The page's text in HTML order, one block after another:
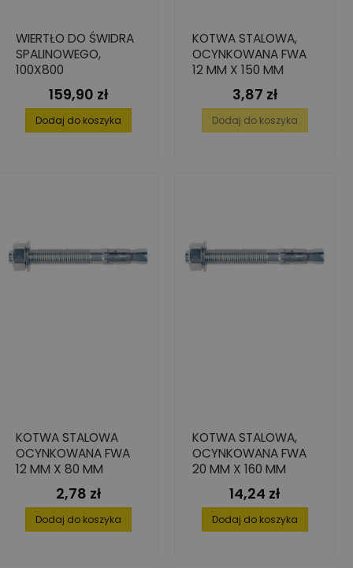
WIERTŁO DO ŚWIDRA
SPALINOWEGO,
100X800
Cena
159,90 zł
Dodaj do koszyka
KOTWA STALOWA,
OCYNKOWANA FWA
12 MM X 150 MM
Cena
3,87 zł
Dodaj do koszyka
KOTWA STALOWA
OCYNKOWANA FWA
12 MM X 80 MM
Cena
2,78 zł
Dodaj do koszyka
KOTWA STALOWA,
OCYNKOWANA FWA
20 MM X 160 MM
Cena
14,24 zł
Dodaj do koszyka